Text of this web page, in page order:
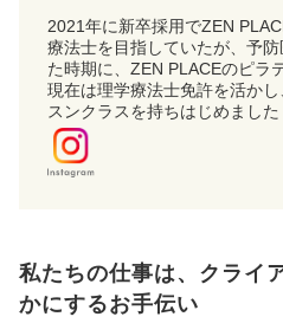
2021年に新卒採用でZEN
療法士を目指していたが、予
た時期に、ZEN PLACEのピラ
現在は理学療法士免許を活か
スンクラスを持ちはじめました
私たちの仕事は、クライ
かにするお手伝い